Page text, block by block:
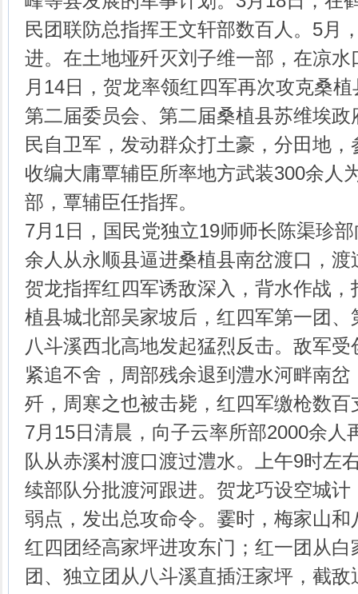
民团联防总指挥王文轩部数百人。5月
进。在土地垭歼灭刘子维一部，在凉
月14日，贺龙率领红四军再次攻克桑
第二届委员会、第二届桑植县苏维埃
民自卫军，发动群众打土豪，分田地
收编大庸覃辅臣所率地方武装300余人
部，覃辅臣任指挥。
7月1日，国民党独立19师师长陈渠珍
余人从永顺县逼进桑植县南岔渡口，渡
贺龙指挥红四军诱敌深入，背水作战
植县城北部吴家坡后，红四军第一团
八斗溪西北高地发起猛烈反击。敌军
紧追不舍，周部残余退到澧水河畔南
歼，周寒之也被击毙，红四军缴枪数百
7月15日清晨，向子云率所部2000余人
队从赤溪村渡口渡过澧水。上午9时左
续部队分批渡河跟进。贺龙巧设空城
弱点，发出总攻命令。霎时，梅家山
红四团经高家坪进攻东门；红一团从
团、独立团从八斗溪直插汪家坪，截